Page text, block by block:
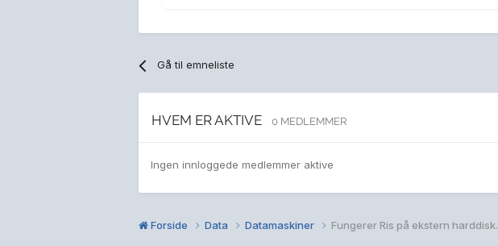
Gå til emneliste
HVEM ER AKTIVE 0 MEDLEMMER
Ingen innloggede medlemmer aktive
Forside Data Datamaskiner Fungerer Ris på ekstern harddisk.